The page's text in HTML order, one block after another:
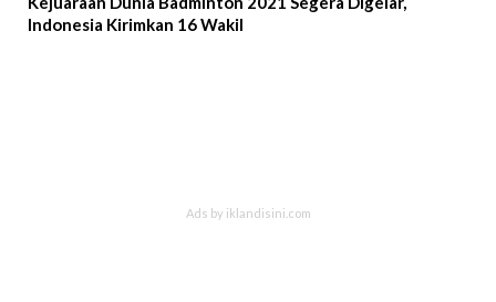
Indonesia Kirimkan 16 Wakil